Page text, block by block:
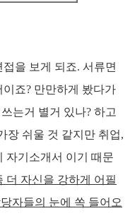
을 보게 되죠. 서류면
죠? 만만하게 봤다가
는거 별거 있나? 하고
장 쉬울 것 같지만 취업,
자기소개서 이기 때문
더 자신을 강하게 어필
자들의 눈에 쏙 들어오